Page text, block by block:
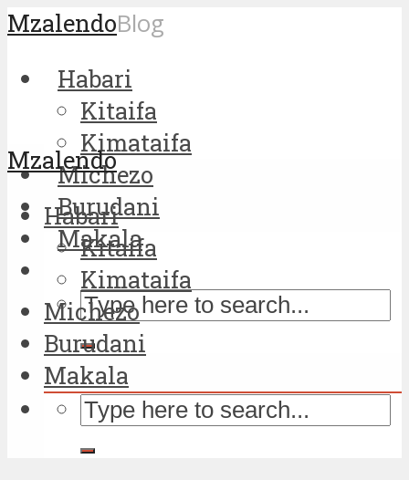
MzalendoBlog
Habari
Kitaifa
Kimataifa
Michezo
Burudani
Makala
Mzalendo
Habari
Kitaifa
Kimataifa
Michezo
Burudani
Makala